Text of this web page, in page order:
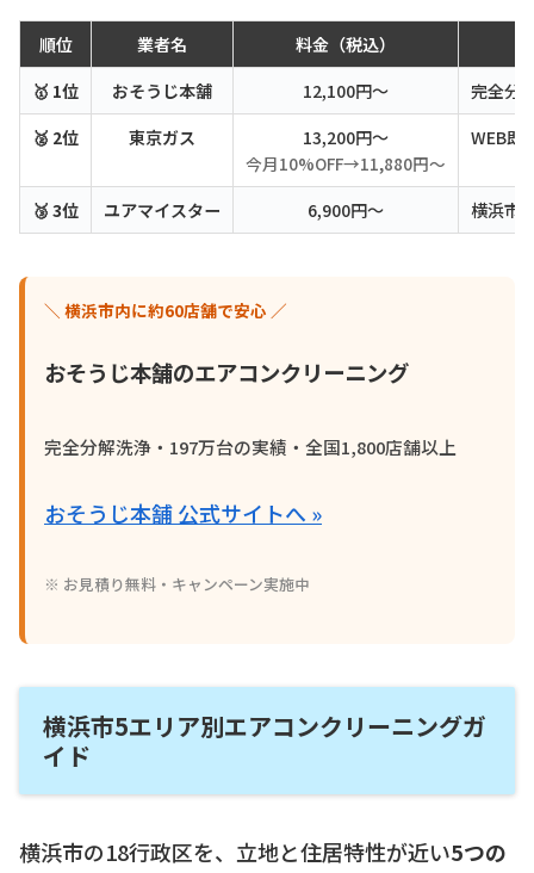
順位 業者名
料金（税込）
🥇 1位
おそうじ本舗 12,100円〜
完全分
🥈 2位
東京ガス
13,200円〜
今月10%OFF→11,880円〜
WEB即
🥉 3位 ユアマイスター 6,900円〜 横浜市
＼ 横浜市内に約60店舗で安心 ／
おそうじ本舗のエアコンクリーニング
完全分解洗浄・197万台の実績・全国1,800店舗以上
おそうじ本舗 公式サイトへ »
※ お見積り無料・キャンペーン実施中
横浜市5エリア別エアコンクリーニングガ
イド
横浜市の18行政区を、立地と住居特性が近い5つの